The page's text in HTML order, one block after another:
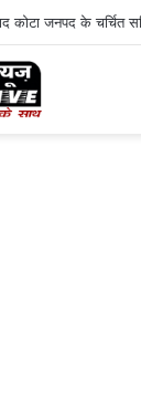
कोटा जनपद के चर्चित